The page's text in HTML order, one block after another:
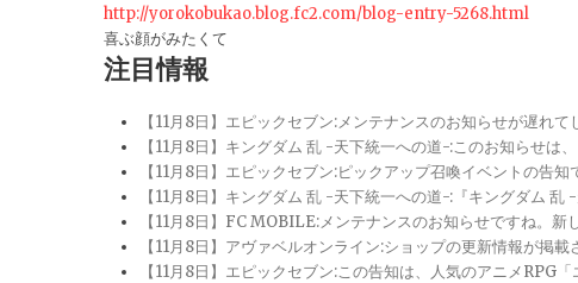
http://yorokobukao.blog.fc2.com/blog-entry-5268.html
喜ぶ顔がみたくて
注目情報
【11月8日】エピックセブン:メンテナンスのお知らせが遅れ
【11月8日】キングダム 乱 -天下統一への道-:このお知らせ
【11月8日】エピックセブン:ピックアップ召喚イベントの告
【11月8日】キングダム 乱 -天下統一への道-:『キングダム
【11月8日】FC MOBILE:メンテナンスのお知らせですね。
【11月8日】アヴァベルオンライン:ショップの更新情報が掲
【11月8日】エピックセブン:この告知は、人気のアニメRPG